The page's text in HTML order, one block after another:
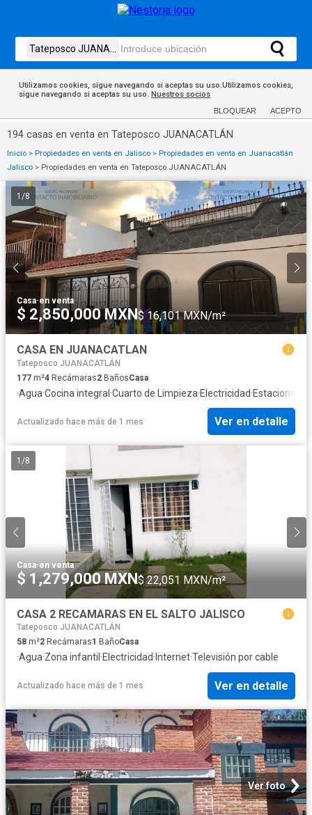
Utilizamos cookies, sigue navegando si aceptas su uso.Utilizamos cookies,
sigue navegando si aceptas su uso. Nuestros socios
BLOQUEAR ACEPTO
194 casas en venta en Tateposco JUANACATLÁN
Inicio > Propiedades en venta en Jalisco > Propiedades en venta en Juanacatlán
Jalisco > Propiedades en venta en Tateposco JUANACATLÁN
1 /8
Casa·en venta
$ 2,850,000 MXN$ 16,101 MXN/m²
CASA EN JUANACATLAN
Tateposco JUANACATLÁN
177 m²4 Recámaras2 BañosCasa
·Agua·Cocina integral ·Cuarto de Limpieza·Electricidad·
Actualizado hace más de 1 mes Ver en detalle
1 /8
Casa·en venta
$ 1,279,000 MXN$ 22,051 MXN/m²
CASA 2 RECAMARAS EN EL SALTO JALISCO
Tateposco JUANACATLÁN
58 m²2 Recámaras1 BañoCasa
·Agua·Zona infantil ·Electricidad· Internet·Televisión por cable
Actualizado hace más de 1 mes Ver en detalle
Ver foto